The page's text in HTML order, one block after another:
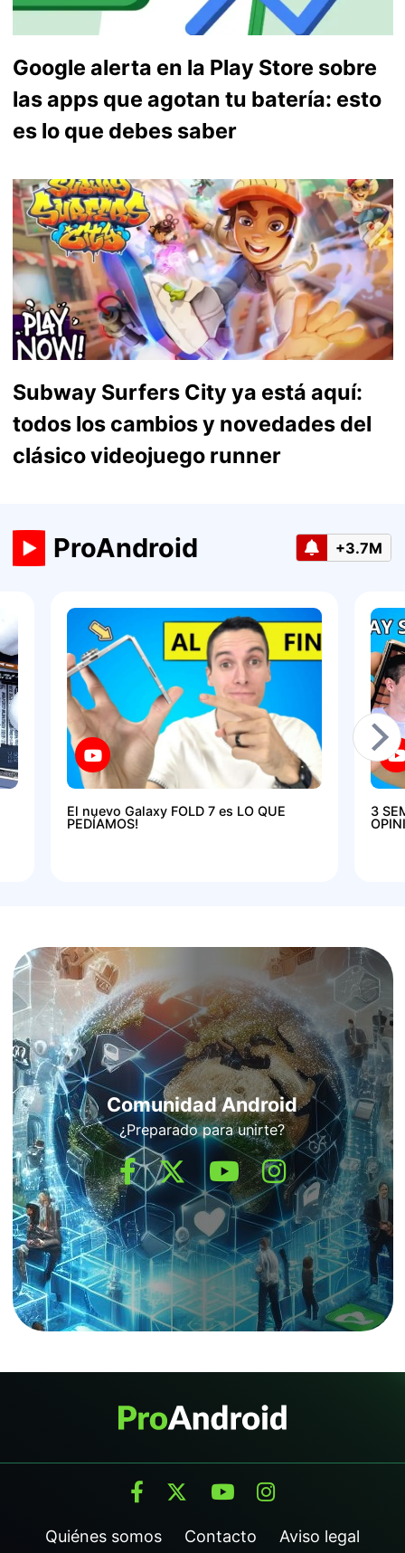
Google alerta en la Play Store sobre
las apps que agotan tu batería: esto
es lo que debes saber
Subway Surfers City ya está aquí:
todos los cambios y novedades del
clásico videojuego runner
ProAndroid +3.7M
El nuevo Galaxy FOLD 7 es LO QUE
PEDÍAMOS!
3
Comunidad Android
¿Preparado para unirte?
Quiénes somos Contacto Aviso legal